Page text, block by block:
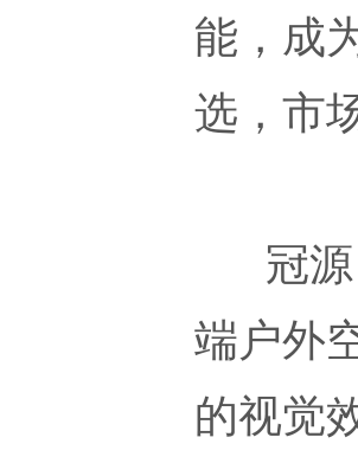
能，成
选，市
冠
端户外
的视觉